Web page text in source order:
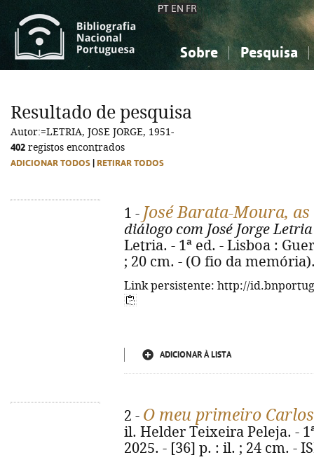
PT EN FR
Sobre Pesquisa
Ciências sociais...
Ciências sociais...
Resultado de pesquisa
Autor:=LETRIA, JOSE JORGE, 1951-
402 registos encontrados
ADICIONAR TODOS RETIRAR TODOS
1 - José Barata-Moura,
diálogo com José Jorge Letria
Letria. - 1ª ed. - Lisboa :
; 20 cm. - (O fio da
Link persistente: http://
ADICIONAR À LISTA
2 - O meu primeiro
il. Helder Teixeira Peleja. -
2025. - [36] p. : il. ; 24 cm. -